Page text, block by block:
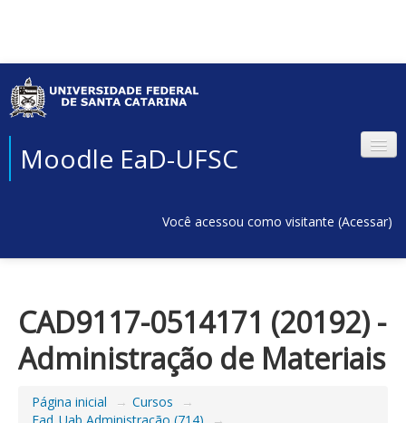
Moodle EaD-UFSC
Você acessou como visitante (Acessar)
CAD9117-0514171 (20192) -
Administração de Materiais
Página inicial → Cursos
→